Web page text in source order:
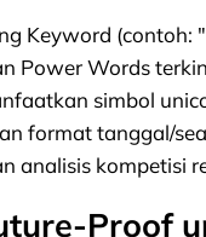
Keyword (contoh:
Power Words
simbol
format tanggal/
analisis kompetisi
Proof